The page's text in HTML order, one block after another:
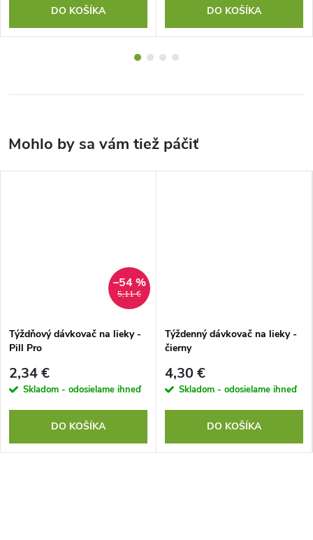
DO KOŠÍKA DO KOŠÍKA
5,11 €
–54 %
Týždňový dávkovač na lieky -
Pill Pro
2,34 €
Skladom - odosielame ihneď
DO KOŠÍKA
Týždenný dávkovač na lieky -
čierny
4,30 €
Skladom - odosielame ihneď
DO KOŠÍKA